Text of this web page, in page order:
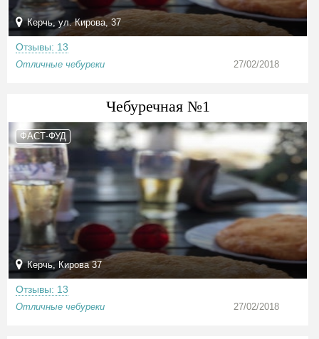
Керчь, ул. Кирова, 37
Отзывы: 13
Отличные чебуреки 27/02/2018
Чебуречная №1
ФАСТ-ФУД
Керчь, Кирова 37
Отзывы: 13
Отличные чебуреки 27/02/2018